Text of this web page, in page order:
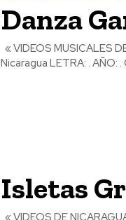
Danza
Nicaragua LETRA: . AÑO:
Isletas